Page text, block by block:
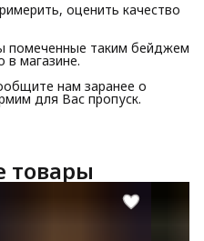
оценить качество
помеченные таким бейджем
в магазине.
нам заранее о
для Вас пропуск.
товары